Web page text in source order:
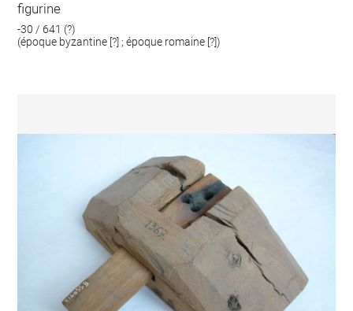
figurine
-30 / 641 (?)
(époque byzantine [?] ; époque romaine [?])